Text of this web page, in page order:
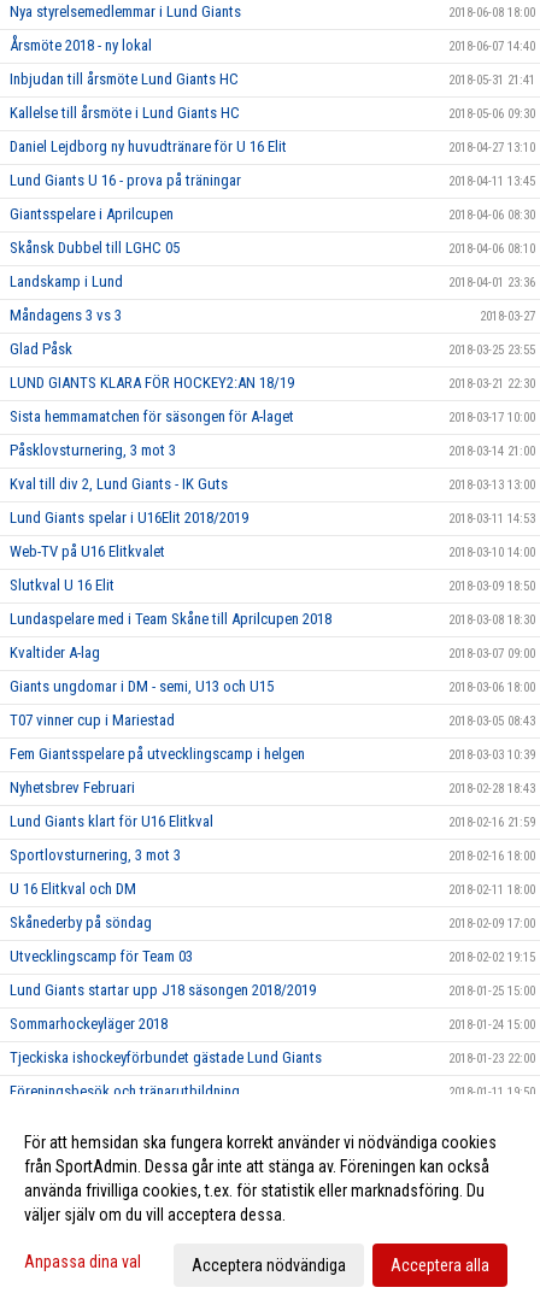
Nya styrelsemedlemmar i Lund Giants 2018-06-08 18:00
Årsmöte 2018 - ny lokal 2018-06-07 14:40
Inbjudan till årsmöte Lund Giants HC 2018-05-31 21:41
Kallelse till årsmöte i Lund Giants HC 2018-05-06 09:30
Daniel Lejdborg ny huvudtränare för U 16 Elit 2018-04-27 13:10
Lund Giants U 16 - prova på träningar 2018-04-11 13:45
Giantsspelare i Aprilcupen 2018-04-06 08:30
Skånsk Dubbel till LGHC 05 2018-04-06 08:10
Landskamp i Lund 2018-04-01 23:36
Måndagens 3 vs 3 2018-03-27
Glad Påsk 2018-03-25 23:55
LUND GIANTS KLARA FÖR HOCKEY2:AN 18/19 2018-03-21 22:30
Sista hemmamatchen för säsongen för A-laget 2018-03-17 10:00
Påsklovsturnering, 3 mot 3 2018-03-14 21:00
Kval till div 2, Lund Giants - IK Guts 2018-03-13 13:00
Lund Giants spelar i U16Elit 2018/2019 2018-03-11 14:53
Web-TV på U16 Elitkvalet 2018-03-10 14:00
Slutkval U 16 Elit 2018-03-09 18:50
Lundaspelare med i Team Skåne till Aprilcupen 2018 2018-03-08 18:30
Kvaltider A-lag 2018-03-07 09:00
Giants ungdomar i DM - semi, U13 och U15 2018-03-06 18:00
T07 vinner cup i Mariestad 2018-03-05 08:43
Fem Giantsspelare på utvecklingscamp i helgen 2018-03-03 10:39
Nyhetsbrev Februari 2018-02-28 18:43
Lund Giants klart för U16 Elitkval 2018-02-16 21:59
Sportlovsturnering, 3 mot 3 2018-02-16 18:00
U 16 Elitkval och DM 2018-02-11 18:00
Skånederby på söndag 2018-02-09 17:00
Utvecklingscamp för Team 03 2018-02-02 19:15
Lund Giants startar upp J18 säsongen 2018/2019 2018-01-25 15:00
Sommarhockeyläger 2018 2018-01-24 15:00
Tjeckiska ishockeyförbundet gästade Lund Giants 2018-01-23 22:00
Föreningsbesök och tränarutbildning 2018-01-11 19:50
Idrottsmedicinskt Centrum Malmö - Ny partner till Giants 2018-01-05 08:17
Kevin Munge ansluter till Giants 2018-01-03 12:03
God Jul från Lund Giants
Nyhetsbrev December 2017-12-22 00:50
För att hemsidan ska fungera korrekt använder vi nödvändiga cookies
från SportAdmin. Dessa går inte att stänga av. Föreningen kan också
använda frivilliga cookies, t.ex. för statistik eller marknadsföring. Du
väljer själv om du vill acceptera dessa.
Anpassa dina val Acceptera nödvändiga Acceptera alla